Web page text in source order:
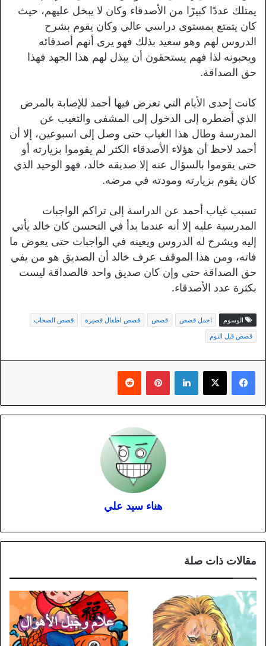
يمتلك عددًا كبيرًا من الأصدقاء وكان لا يبخل عليهم، حيث
كان يتمتع بمستوى دراسي عالي وكان يقوم بشرح
الدروس لهم وهو سعيد بذلك فهو يرى أنهم أصدقائه
ويحبونه لذا فهم يستحقون أن يبذل لهم هذا الجهد فهذا
حق الصداقة.
كانت إحدى الأيام التي تعرض فيها أحمد للإصابة بالمرض
الذي أضطره إلى الدخول إلى المشفى والتغيب عن
المدرسة وطال هذا الغياب حتى وصل إلى اسبوعين، إلا أن
أحمد لاحظ أن هؤلاء الأصدقاء الكثر لم يقوموا بزيارته أو
حتى يقوموا بالسؤال عنه إلا صديقه خالد، فهو الوحيد الذي
كان يقوم بزيارته ومودته في مرضه.
تسبب غياب أحمد عن الدراسة إلى تراكم الواجبات
المدرسية عليه إلا أنه عندما بدأ في التحسن كان خالد يأتي
إليه ويشرح له الدروس ويعينه في الواجبات حتى يعوض ما
فاته، ومن هذا الموقف عرف خالد أن الصديق هو من يفي
حق الصداقة حتى وإن كان صديق واحد فالصداقة ليست
بكثرة عدد الأصدقاء.
الوسوم اجمل قصص قصص قصص اطفال قصيرة
قصص الصحاب
قصص قبل النوم
لينكدإن بينتيريست
هناء سيد علي
مقالات ذات صلة